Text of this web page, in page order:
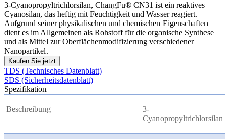
3-Cyanopropyltrichlorsilan, ChangFu® CN31 ist ein reaktives
Cyanosilan, das heftig mit Feuchtigkeit und Wasser reagiert.
Aufgrund seiner physikalischen und chemischen Eigenschaften
dient es im Allgemeinen als Rohstoff für die organische Synthese
und als Mittel zur Oberflächenmodifizierung verschiedener
Nanopartikel.
Kaufen Sie jetzt
TDS (Technisches Datenblatt)
SDS (Sicherheitsdatenblatt)
Spezifikation
Beschreibung
3-
Cyanopropyltrichlorsilan